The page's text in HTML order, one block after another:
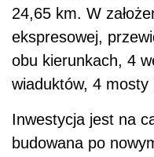
24,65 km. W
ekspresowej,
obu kierunkach, 4
wiaduktów, 4 mosty
Inwestycja jest na
budowana po